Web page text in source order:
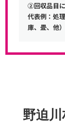
②回収品目
代表例：処
庫、畳、他）
野迫